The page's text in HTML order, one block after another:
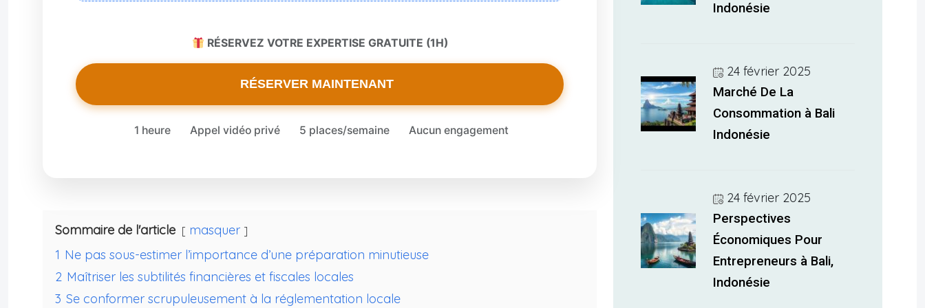
RÉSERVEZ VOTRE EXPERTISE GRATUITE (1H)
RÉSERVER MAINTENANT
1 heure Appel vidéo privé 5 places/semaine Aucun engagement
Sommaire de l'article
masquer
1 Ne pas sous-estimer l’importance d’une préparation minutieuse
2 Maîtriser les subtilités financières et fiscales locales
3 Se conformer scrupuleusement à la réglementation locale
Indonésie
24 février 2025
Marché De La
Consommation à Bali
Indonésie
24 février 2025
Perspectives
Économiques Pour
Entrepreneurs à Bali,
Indonésie